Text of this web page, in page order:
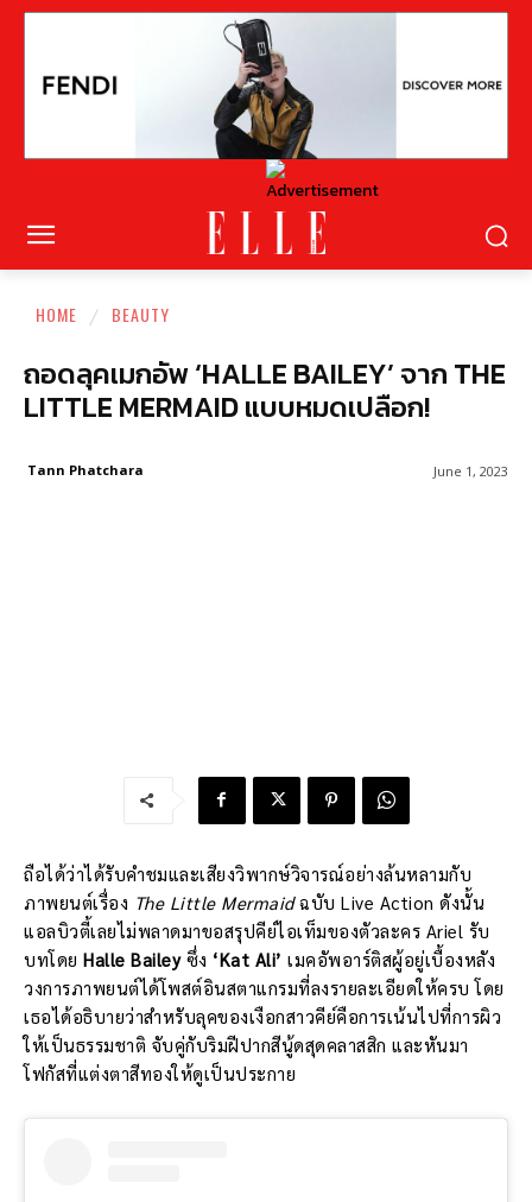
HOME BEAUTY
ถอดลุคเมกอัพ ‘HALLE BAILEY’ จาก THE
LITTLE MERMAID แบบหมดเปลือก!
June 1, 2023
Tann Phatchara
ถือได้ว่าได้รับคำชมและเสียงวิพากษ์วิจารณ์อย่างล้นหลามกับ
ภาพยนต์เรื่อง The Little Mermaidฉบับ Live Action ดังนั้น
แอลบิวตี้เลยไม่พลาดมาขอสรุปคีย์ไอเท็มของตัวละคร Ariel รับ
บทโดย Halle Baileyซึ่ง ‘Kat Ali’ เมคอัพอาร์ติสผู้อยู่เบื้องหลัง
วงการภาพยนต์ได้โพสต์อินสตาแกรมที่ลงรายละเอียดให้ครบ โดย
เธอได้อธิบายว่าสำหรับลุคของเงือกสาวคีย์คือการเน้นไปที่การผิว
ให้เป็นธรรมชาติ จับคู่กับริมฝีปากสีนู้ดสุดคลาสสิก และหันมา
โฟกัสที่แต่งตาสีทองให้ดูเป็นประกาย